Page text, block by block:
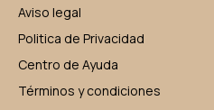
Aviso legal
Politica de Privacidad
Centro de Ayuda
Términos y condiciones